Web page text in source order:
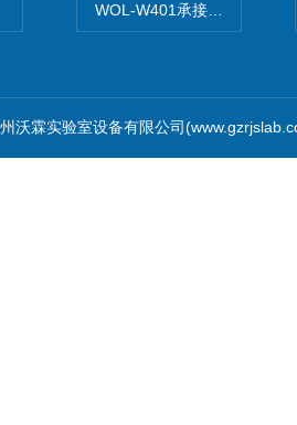
WOL-W401承接食品QS认
沃霖实验室设备有限公司